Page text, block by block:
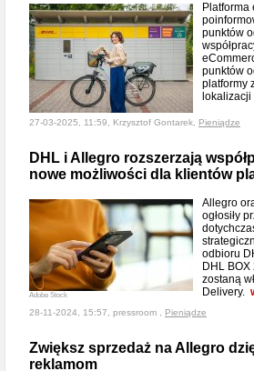
Platforma
punktów
punktów
platformy
27-03-2025, 11:59, Krzysztof Gontarek, Pieniądze
DHL i Allegro rozszerzają
nowe możliwości dla klientów
Adobe Stock
Allegro
ogłosiły
odbioru
DHL
zostaną
Delivery.
28-11-2024, 15:57, pressroom , Pieniądze
Zwiększ sprzedaż na Allegro
reklamom